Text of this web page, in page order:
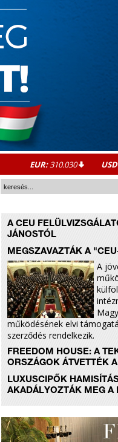
EUR:310.030
A CEU
JÁNOSTÓL
MEGSZAVAZTÁK A
A
működésének elvi
szerződés rendelkezik.
FREEDOM HOUSE: A
ORSZÁGOK ÁTVETTÉK
LUXUSCIPŐK
AKADÁLYOZTÁK MEG A